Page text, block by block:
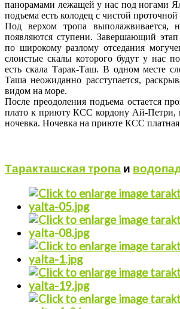
панорамами лежащей у нас под ногами
подъема есть колодец с чистой
Под верхом тропа выполажвивается,
появляются ступени. Завершающий
по широкому разлому отседания
слоистые скалы которого будут у нас
есть скала Тарак-Таш. В одном месте
Таша неожиданно расступается,
видом на море.
После преодоления подъема остается
плато к приюту КСС кордону Ай-Петри,
ночевка. Ночевка на приюте КСС
Таракташская тропа и